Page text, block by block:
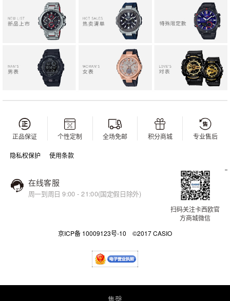
售罄
正品保证 个性定制 全场免邮 积分商城 专业售后
隐私权保护 使用条款
在线客服
周一到周日 9:00 - 21:00(国定假日除外)
扫码关注卡西欧官
方商城微信
京ICP备 10009123号-10 ©2017 CASIO